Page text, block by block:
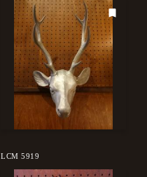
LCM 5919